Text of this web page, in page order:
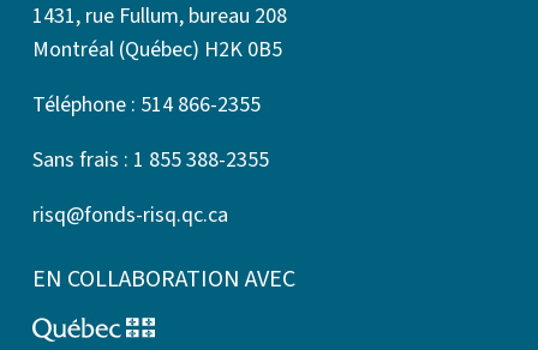
1431, rue Fullum, bureau 208
Montréal (Québec) H2K 0B5
Téléphone : 514 866-2355
Sans frais : 1 855 388-2355
risq@fonds-risq.qc.ca
EN COLLABORATION AVEC